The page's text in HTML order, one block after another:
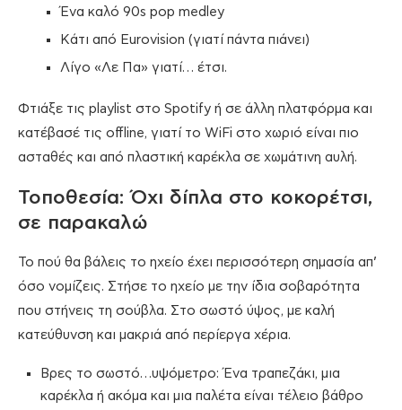
Ένα καλό 90s pop medley
Κάτι από Eurovision (γιατί πάντα πιάνει)
Λίγο «Λε Πα» γιατί… έτσι.
Φτιάξε τις playlist στο Spotify ή σε άλλη πλατφόρμα και
κατέβασέ τις offline, γιατί το WiFi στο χωριό είναι πιο
ασταθές και από πλαστική καρέκλα σε χωμάτινη αυλή.
Τοποθεσία: Όχι δίπλα στο κοκορέτσι,
σε παρακαλώ
Το πού θα βάλεις το ηχείο έχει περισσότερη σημασία απ’
όσο νομίζεις. Στήσε το ηχείο με την ίδια σοβαρότητα
που στήνεις τη σούβλα. Στο σωστό ύψος, με καλή
κατεύθυνση και μακριά από περίεργα χέρια.
Βρες το σωστό…υψόμετρο: Ένα τραπεζάκι, μια
καρέκλα ή ακόμα και μια παλέτα είναι τέλειο βάθρο